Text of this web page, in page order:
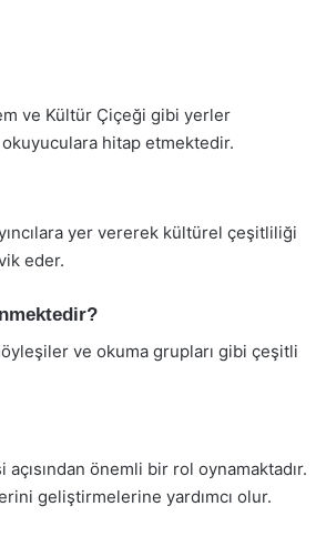
ve Kültür Çiçeği gibi yerler
hitap etmektedir.
yer vererek kültürel çeşitliliği
eder.
ve okuma grupları gibi çeşitli
açısından önemli bir rol oynamaktadır.
geliştirmelerine yardımcı olur.